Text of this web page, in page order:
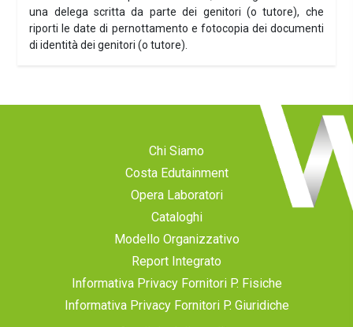
una delega scritta da parte dei genitori (o tutore), che
riporti le date di pernottamento e fotocopia dei documenti
di identità dei genitori (o tutore).
Chi Siamo
Costa Edutainment
Opera Laboratori
Cataloghi
Modello Organizzativo
Report Integrato
Informativa Privacy Fornitori P. Fisiche
Informativa Privacy Fornitori P. Giuridiche